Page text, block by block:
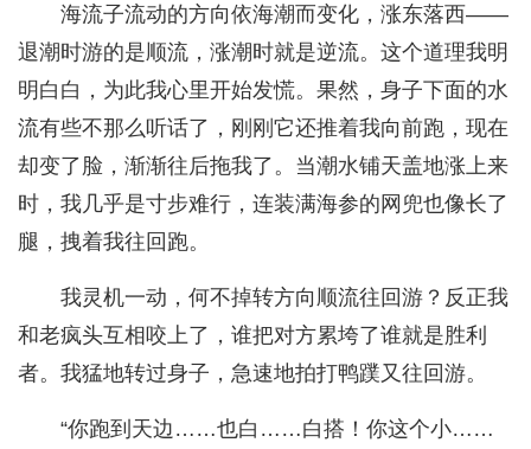
海流子流动的方向依海潮而变化，涨东落西——
退潮时游的是顺流，涨潮时就是逆流。这个道理我明
明白白，为此我心里开始发慌。果然，身子下面的水
流有些不那么听话了，刚刚它还推着我向前跑，现在
却变了脸，渐渐往后拖我了。当潮水铺天盖地涨上来
时，我几乎是寸步难行，连装满海参的网兜也像长了
腿，拽着我往回跑。
我灵机一动，何不掉转方向顺流往回游？反正我
和老疯头互相咬上了，谁把对方累垮了谁就是胜利
者。我猛地转过身子，急速地拍打鸭蹼又往回游。
“你跑到天边……也白……白搭！你这个小……